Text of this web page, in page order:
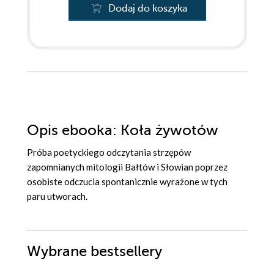
Dodaj do koszyka
Opis ebooka: Koła żywotów
Próba poetyckiego odczytania strzępów
zapomnianych mitologii Bałtów i Słowian poprzez
osobiste odczucia spontanicznie wyrażone w tych
paru utworach.
Wybrane bestsellery